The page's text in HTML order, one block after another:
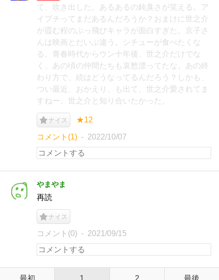
て、吹き出した。あるあるの鈍臭さが笑える。ア
イプチってまだあるんだろうか？おまけに世之介
が霞む程のぶっ飛びキャラが面白すぎた。京子さ
んは映画とだいぶ違う。シチューが食べたくな
る。青春時代からウン十年後、世之介だけでな
く、あの頃の仲間たちも哀愁漂ってたな。あの終
わり方で、続はどうなってるんだろう？しかも、
つい最近、おかえり、も出て、世之介愛されてま
すねー。世之介と知り合いたかった。
ナイス ★12
コメント(1) 2022/10/07
やまやま
再読
ナイス
コメント(0) 2021/09/15
最初 1 2 最後